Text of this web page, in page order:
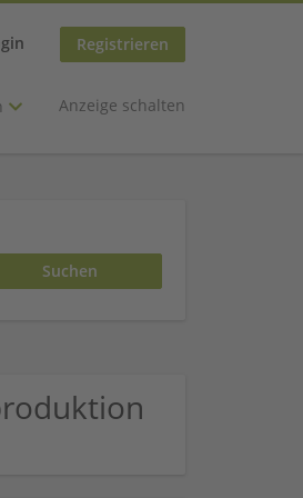
Registrieren
Anzeige schalten